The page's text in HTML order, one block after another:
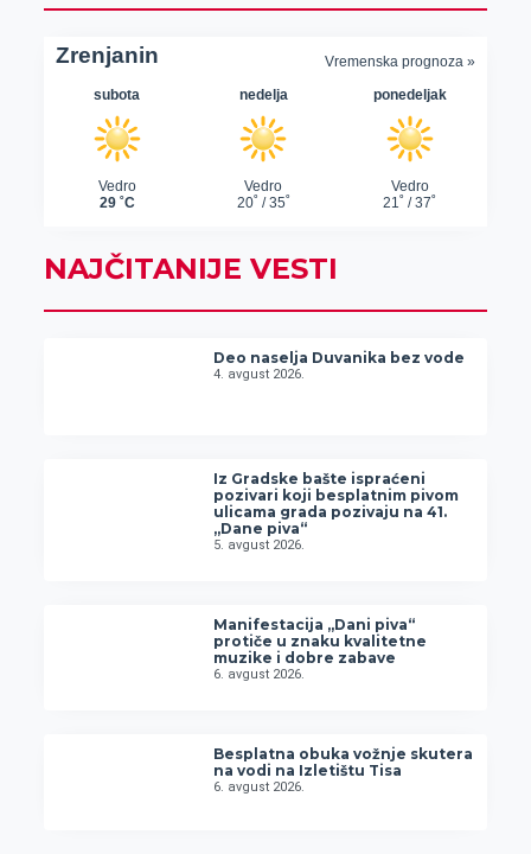
NAJČITANIJE VESTI
Deo naselja Duvanika bez vode
4. avgust 2026.
Iz Gradske bašte ispraćeni
pozivari koji besplatnim pivom
ulicama grada pozivaju na 41.
„Dane piva“
5. avgust 2026.
Manifestacija „Dani piva“
protiče u znaku kvalitetne
muzike i dobre zabave
6. avgust 2026.
Besplatna obuka vožnje skutera
na vodi na Izletištu Tisa
6. avgust 2026.